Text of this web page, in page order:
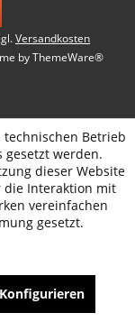
Versandkosten
byThemeWare®
technischen Betrieb
werden.
dieser Website
die Interaktion mit
vereinfachen
gesetzt.
Konfigurieren